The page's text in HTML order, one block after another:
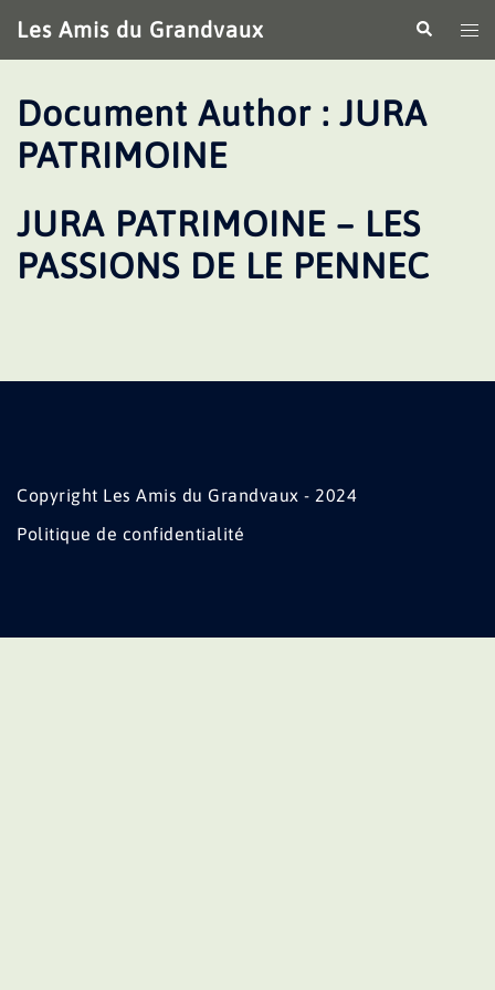
au
contenu
Les Amis du Grandvaux
le
Document Author : JURA
PATRIMOINE
JURA PATRIMOINE – LES
PASSIONS DE LE PENNEC
Copyright Les Amis du Grandvaux - 2024
Politique de confidentialité